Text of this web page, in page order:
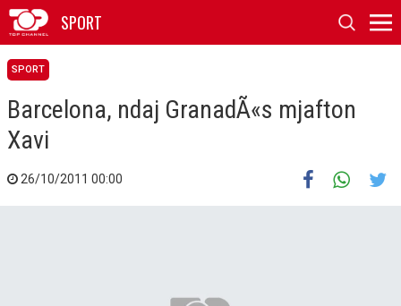
SPORT
SPORT
Barcelona, ndaj GranadÃ«s mjafton
Xavi
26/10/2011 00:00